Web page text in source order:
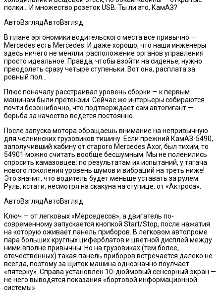
полки… И множество розеток USB. Ты ли это, КамАЗ?
АвтоВзглядАвтоВзгляд
В плане эргономики водительского места все привычно —
Mercedes есть Mercedes. И даже хорошо, что наши инженеры
здесь ничего не меняли: расположение органов управления
просто идеальное. Правда, чтобы взойти на сиденье, нужно
преодолеть сразу четыре ступеньки. Вот она, расплата за
ровный пол…
Плюс поначалу расстраивал уровень сборки — к первым
машинам были претензии. Сейчас же интерьеры собираются
почти безошибочно, что подтверждает сам автогигант —
борьба за качество ведется постоянно.
После запуска мотора обращаешь внимание на непривычную
для челнинских грузовиков тишину. Если прежний КамАЗ-5490,
заполучивший кабину от старого Mercedes Axor, был тихим, то
54901 можно считать вообще бесшумным. Мы не поленились
спросить камазовцев: по результатам их испытаний, у тягача
нового поколения уровень шумов и вибраций на треть ниже!
Это значит, что водитель будет меньше уставать за рулем.
Руль, кстати, несмотря на скакуна на ступице, от «Актроса».
АвтоВзглядАвтоВзгляд
Ключ — от легковых «Мерседесов», а двигатель по-
современному запускается кнопкой Start/Stop, после нажатия
на которую оживает панель приборов. В легковом автопроме
пара больших круглых циферблатов и цветной дисплей между
ними вполне привычны. Но на грузовиках (тем более,
отечественных) такая панель приборов встречается далеко не
всегда, поэтому за щиток машина однозначно поулчает
«пятерку». Справа установлен 10-дюймовый сенсорный экран —
не него выводятся показания «бортовой информационной
системы».